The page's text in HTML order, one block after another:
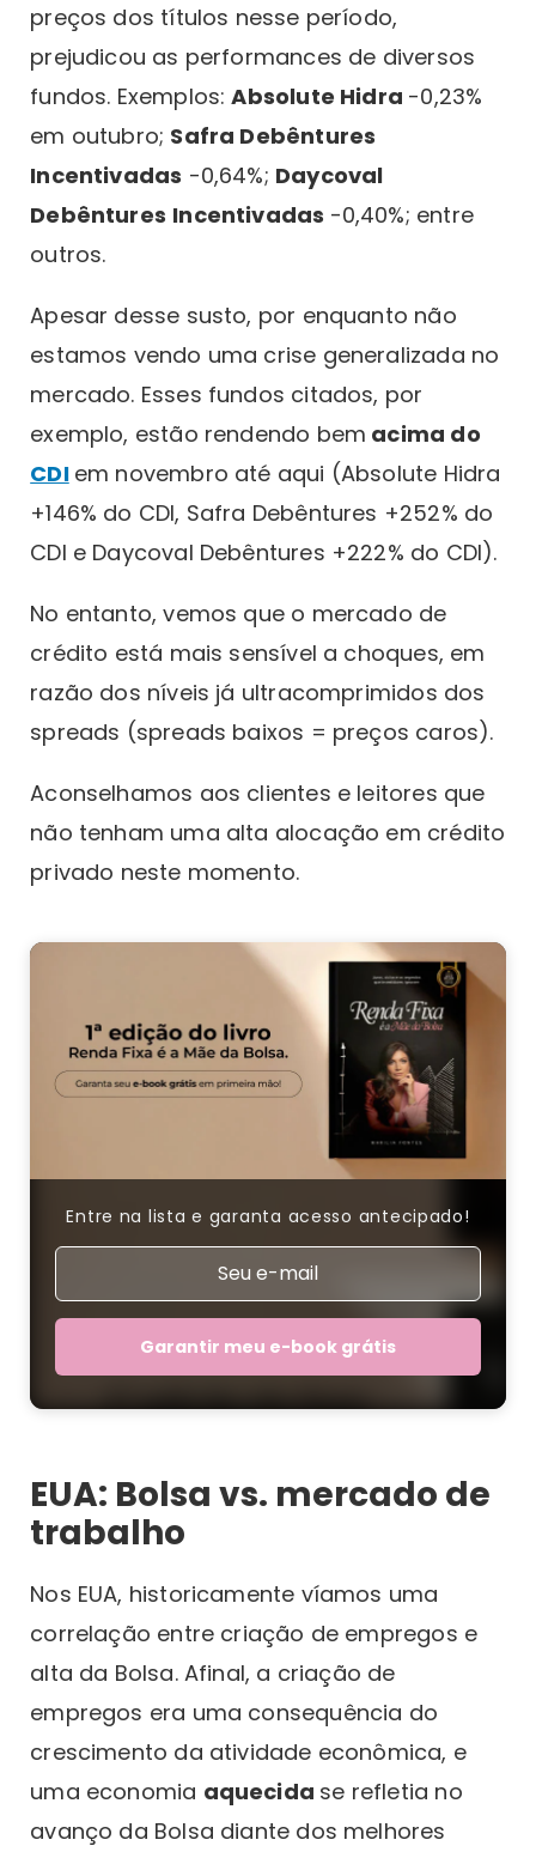
preços dos títulos nesse período,
prejudicou as performances de diversos
fundos. Exemplos:Absolute Hidra -0,23%
em outubro; Safra Debêntures
Incentivadas -0,64%; Daycoval
Debêntures Incentivadas -0,40%; entre
outros.
Apesar desse susto, por enquanto não
estamos vendo uma crise generalizada no
mercado. Esses fundos citados, por
exemplo, estão rendendo bem acima do
CDI em novembro até aqui (Absolute Hidra
+146% do CDI, Safra Debêntures +252% do
CDI e Daycoval Debêntures +222% do CDI).
No entanto, vemos que o mercado de
crédito está mais sensível a choques, em
razão dos níveis já ultracomprimidos dos
spreads (spreads baixos = preços caros).
Aconselhamos aos clientes e leitores que
não tenham uma alta alocação em crédito
privado neste momento.
Entre na lista e garanta acesso antecipado!
Garantir meu e-book grátis
EUA: Bolsa vs. mercado de
trabalho
Nos EUA, historicamente víamos uma
correlação entre criação de empregos e
alta da Bolsa. Afinal, a criação de
empregos era uma consequência do
crescimento da atividade econômica, e
uma economia aquecida se refletia no
avanço da Bolsa diante dos melhores